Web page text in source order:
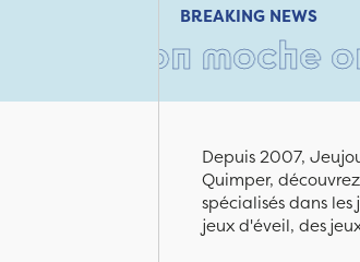
BREAKING NEWS
moche oui,
Depuis 2007,
Quimper,
spécialisés dans
jeux d'éveil, des